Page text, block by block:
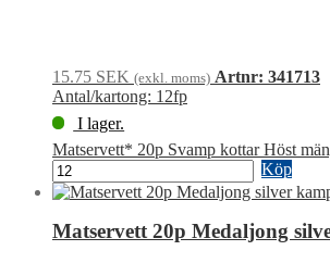
15.75 SEK (exkl. moms) Artnr: 341713
Antal/kartong: 12fp
I lager.
Matservett* 20p Svamp kottar Höst
Köp
Matservett 20p Medaljong